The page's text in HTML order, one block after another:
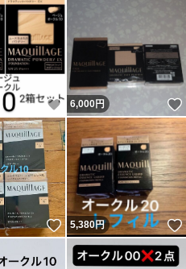
いいね！
6,000円
いいね！
5,380円